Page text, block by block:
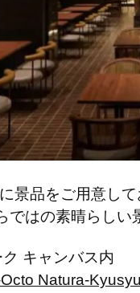
景品をご用意して
ではの素晴らしい
キャンバス内
Natura-